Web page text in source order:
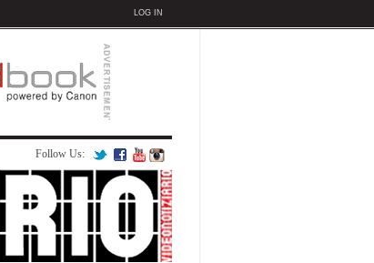
LOG IN
Follow Us: